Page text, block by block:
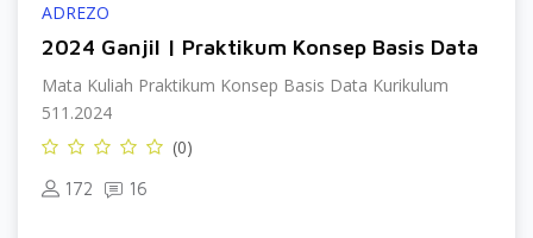
ADREZO
2024 Ganjil | Praktikum Konsep Basis Data
Mata Kuliah Praktikum Konsep Basis Data Kurikulum
511.2024
(0)
172 16